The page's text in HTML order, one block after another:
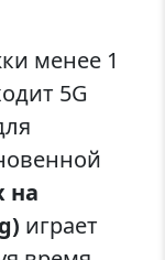
менее 1
5G
на
играет